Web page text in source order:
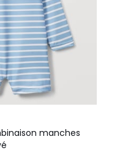
manches